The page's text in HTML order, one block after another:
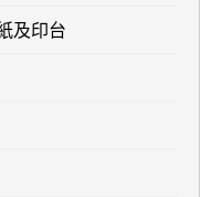
及印台